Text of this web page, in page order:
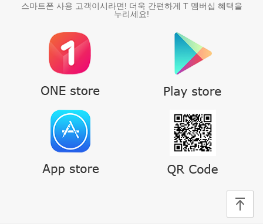
스마트폰 사용 고객이시라면! 더욱 간편하게 T 멤버십 혜택을
누리세요!
상단으로
이동